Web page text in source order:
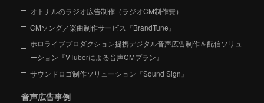
オトナルのラジオ広告制作（ラジオCM制作費）
CMソング／楽曲制作サービス『BrandTune』
ホロライブプロダクション提携デジタル音声広告制作＆配信ソリュ
ーション 『VTuberによる音声CMプラン』
サウンドロゴ制作ソリューション『Sound Sign』
音声広告事例